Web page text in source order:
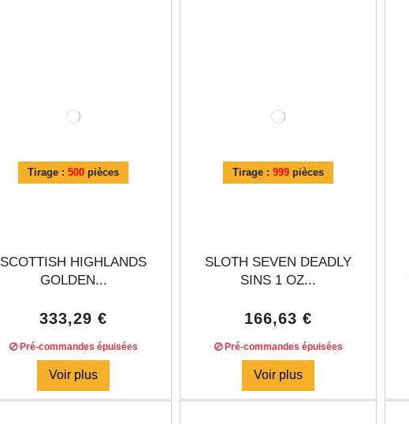
Tirage :500 pièces
SCOTTISH HIGHLANDS
GOLDEN...
333,29 €
Pré-commandes épuisées
Voir plus
Tirage :999 pièces
SLOTH SEVEN DEADLY
SINS 1 OZ...
166,63 €
Pré-commandes épuisées
Voir plus